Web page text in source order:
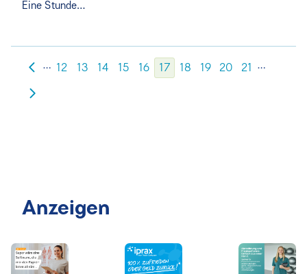
Eine Stunde…
… 12 13 14 15 16 17 18 19 20 21 …
Anzeigen